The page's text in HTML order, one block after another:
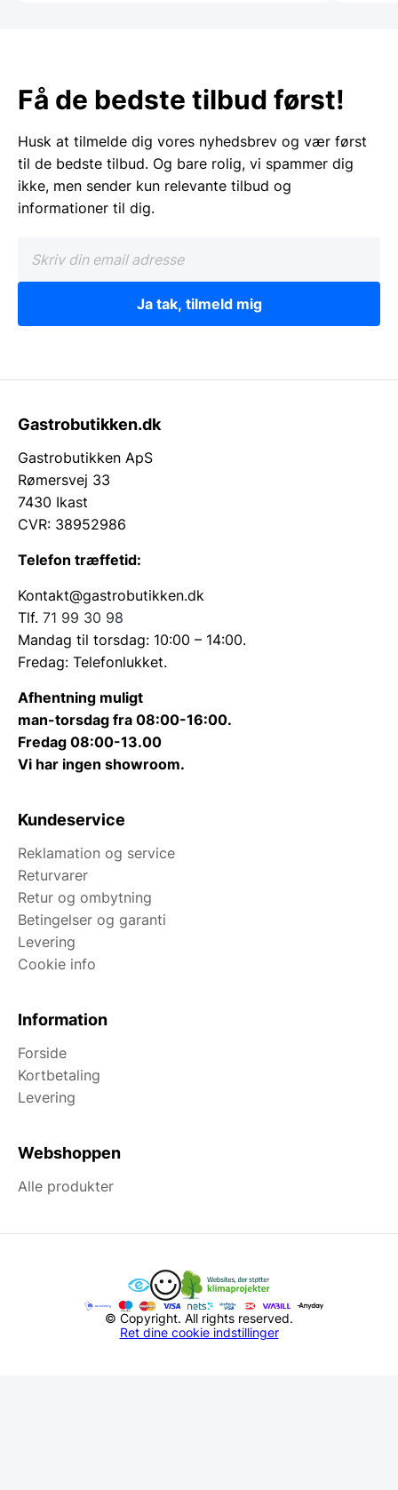
Få de bedste tilbud først!
Husk at tilmelde dig vores nyhedsbrev og vær først
til de bedste tilbud. Og bare rolig, vi spammer dig
ikke, men sender kun relevante tilbud og
informationer til dig.
Ja tak, tilmeld mig
Gastrobutikken.dk
Gastrobutikken ApS
Rømersvej 33
7430 Ikast
CVR: 38952986
Telefon træffetid:
Kontakt@gastrobutikken.dk
Tlf. 71 99 30 98
Mandag til torsdag: 10:00 – 14:00.
Fredag: Telefonlukket.
Afhentning muligt
man-torsdag fra 08:00-16:00.
Fredag 08:00-13.00
Vi har ingen showroom.
Kundeservice
Reklamation og service
Returvarer
Retur og ombytning
Betingelser og garanti
Levering
Cookie info
Information
Forside
Kortbetaling
Levering
Webshoppen
Alle produkter
© Copyright. All rights reserved.
Ret dine cookie indstillinger